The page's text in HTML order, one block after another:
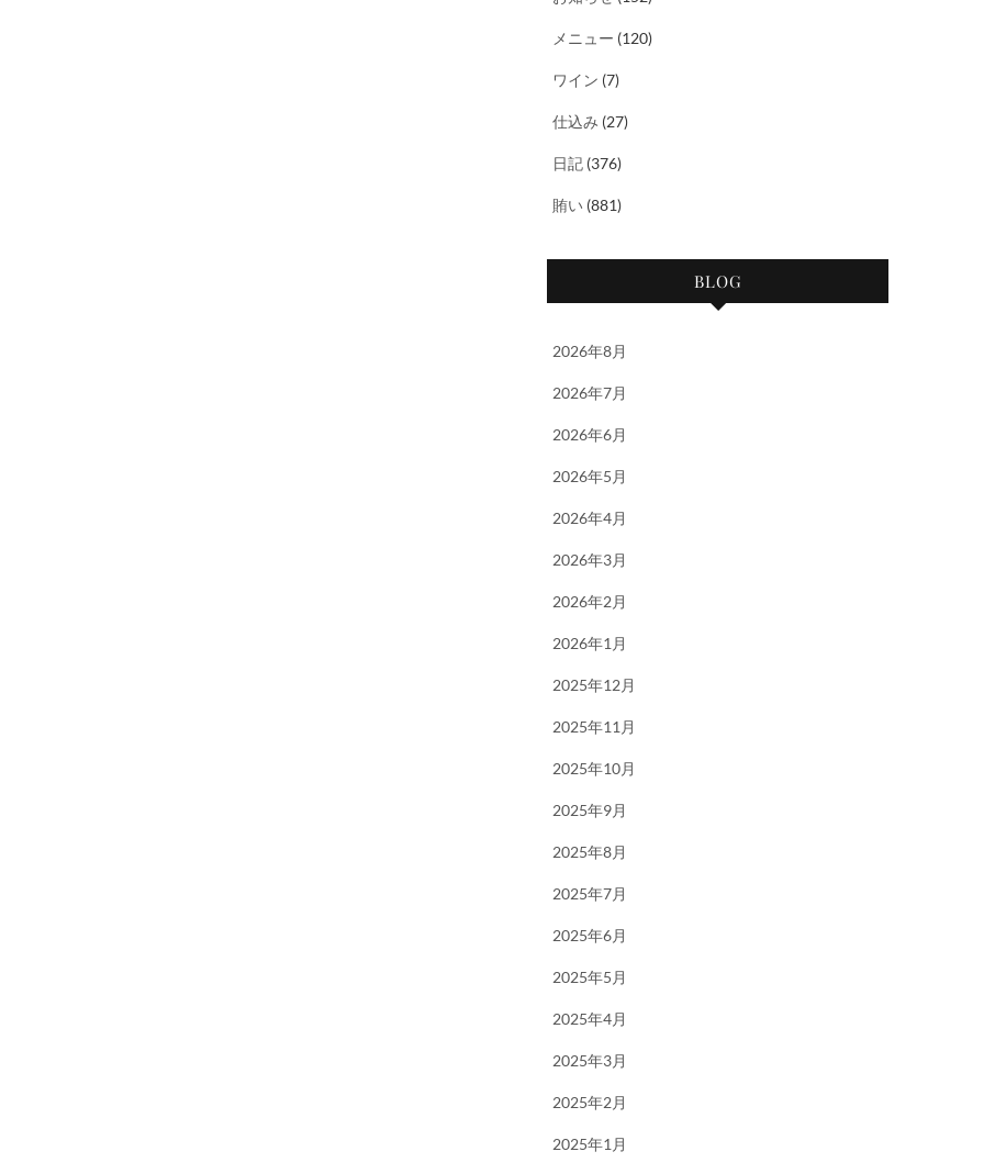
メニュー (120)
ワイン (7)
仕込み (27)
日記 (376)
賄い (881)
BLOG
2026年8月
2026年7月
2026年6月
2026年5月
2026年4月
2026年3月
2026年2月
2026年1月
2025年12月
2025年11月
2025年10月
2025年9月
2025年8月
2025年7月
2025年6月
2025年5月
2025年4月
2025年3月
2025年2月
2025年1月